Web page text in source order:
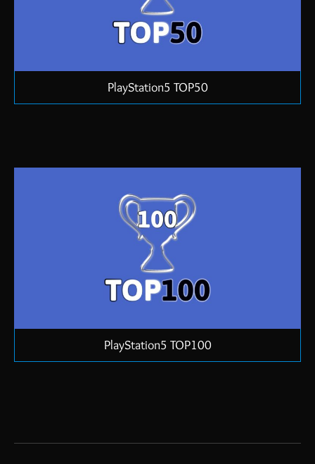
PlayStation5 TOP50
PlayStation5 TOP100